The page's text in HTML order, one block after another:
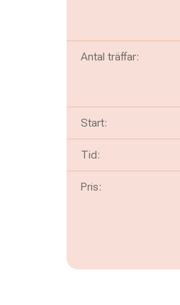
Antal träffar:
Start:
Tid:
Pris: